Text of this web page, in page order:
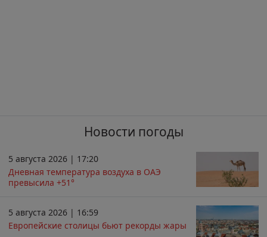
Новости погоды
5 августа 2026 | 17:20
Дневная температура воздуха в ОАЭ
превысила +51°
5 августа 2026 | 16:59
Европейские столицы бьют рекорды жары